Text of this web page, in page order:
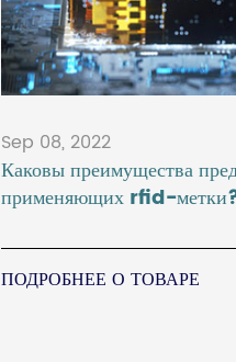
Sep 08, 2022
Каковы преимущества
применяющих rfid-
ПОДРОБНЕЕ О ТОВАРЕ